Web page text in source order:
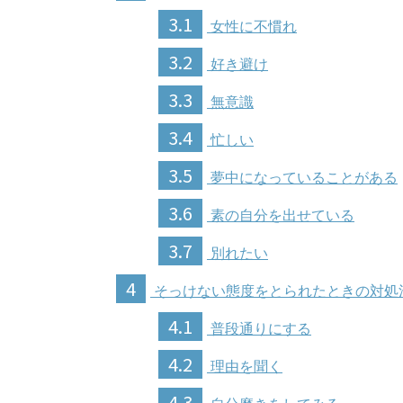
3.1 女性に不慣れ
3.2 好き避け
3.3 無意識
3.4 忙しい
3.5 夢中になっていることがある
3.6 素の自分を出せている
3.7 別れたい
4 そっけない態度をとられたときの対処
4.1 普段通りにする
4.2 理由を聞く